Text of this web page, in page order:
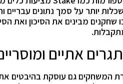
יותר על סמך נתונים
שחקנים מבינים את הסיכון ואת
אתיים
המשחקים גם עוסקת בהיבטים